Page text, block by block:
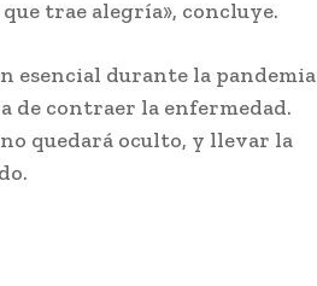
trae alegría», concluye.
esencial durante la pandemia
de contraer la enfermedad.
quedará oculto, y llevar la